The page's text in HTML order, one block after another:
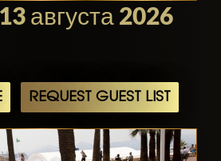
августа 2026
REQUEST GUEST LIST